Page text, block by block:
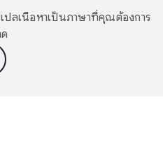
ลเนื้อหาเป็นภาษาที่คุณต้องการ